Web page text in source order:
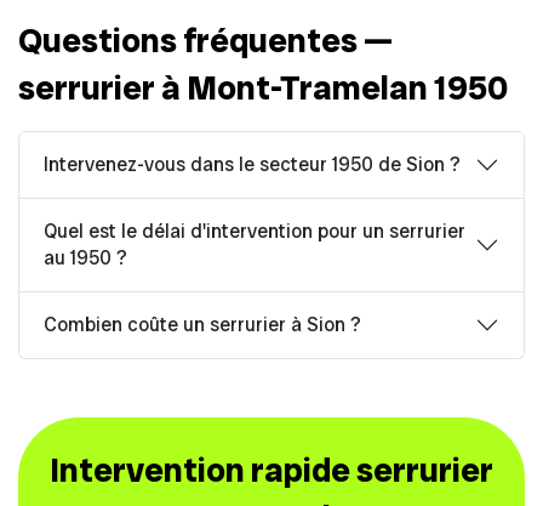
Questions fréquentes —
serrurier à Mont-Tramelan 1950
Intervenez-vous dans le secteur 1950 de Sion ?
Quel est le délai d'intervention pour un serrurier
au 1950 ?
Combien coûte un serrurier à Sion ?
Intervention rapide serrurier